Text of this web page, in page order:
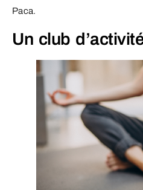
Paca.
Un club